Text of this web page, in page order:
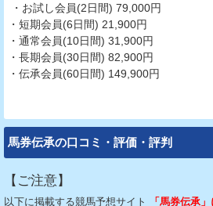
・お試し会員(2日間) 79,000円
・短期会員(6日間) 21,900円
・通常会員(10日間) 31,900円
・長期会員(30日間) 82,900円
・伝承会員(60日間) 149,900円
馬券伝承の口コミ・評価・評判
【ご注意】
以下に掲載する競馬予想サイト 「馬券伝承